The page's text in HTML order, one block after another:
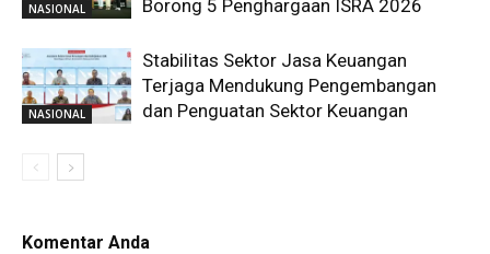
NASIONAL
Borong 5 Penghargaan ISRA 2026
NASIONAL
Stabilitas Sektor Jasa Keuangan
Terjaga Mendukung Pengembangan
dan Penguatan Sektor Keuangan
Komentar Anda